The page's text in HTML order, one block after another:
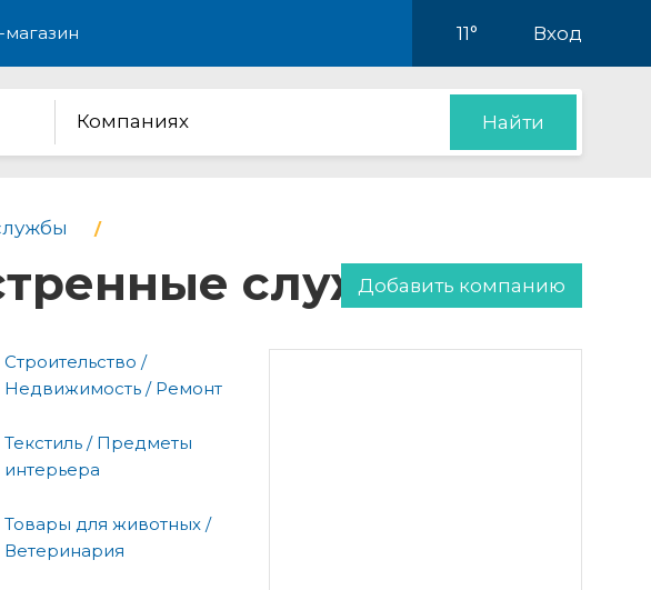
11° Вход
Компаниях Найти
службыДобавить компанию
Строительство /
Недвижимость / Ремонт
Текстиль / Предметы
интерьера
Товары для животных /
Ветеринария